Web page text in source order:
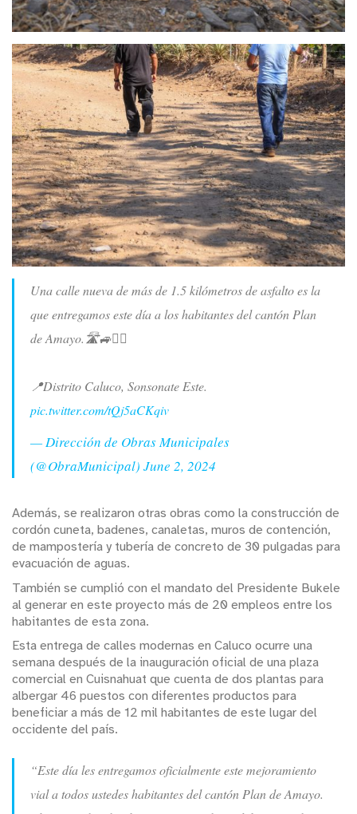
Una calle nueva de más de 1.5 kilómetros de asfalto es la
que entregamos este día a los habitantes del cantón Plan
de Amayo.🛣️🚙🚵‍♂️
📍Distrito Caluco, Sonsonate Este.
pic.twitter.com/tQj5aCKqiv
— Dirección de Obras Municipales
(@ObraMunicipal) June 2, 2024
Además, se realizaron otras obras como la construcción de
cordón cuneta, badenes, canaletas, muros de contención,
de mampostería y tubería de concreto de 30 pulgadas para
evacuación de aguas.
También se cumplió con el mandato del Presidente Bukele
al generar en este proyecto más de 20 empleos entre los
habitantes de esta zona.
Esta entrega de calles modernas en Caluco ocurre una
semana después de la inauguración oficial de una plaza
comercial en Cuisnahuat que cuenta de dos plantas para
albergar 46 puestos con diferentes productos para
beneficiar a más de 12 mil habitantes de este lugar del
occidente del país.
“Este día les entregamos oficialmente este mejoramiento
vial a todos ustedes habitantes del cantón Plan de Amayo.